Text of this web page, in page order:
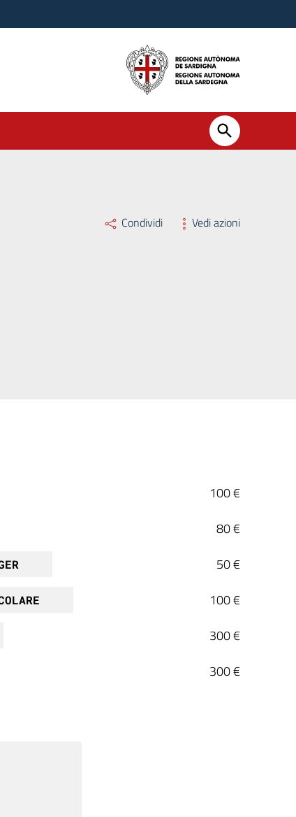
Condividi Vedi azioni
100 €
80 €
50 €
100 €
300 €
300 €